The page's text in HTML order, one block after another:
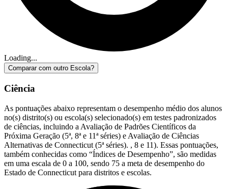
Loading...
Comparar com outro Escola?
Ciência
As pontuações abaixo representam o desempenho médio dos alunos
no(s) distrito(s) ou escola(s) selecionado(s) em testes padronizados
de ciências, incluindo a Avaliação de Padrões Científicos da
Próxima Geração (5ª, 8ª e 11ª séries) e Avaliação de Ciências
Alternativas de Connecticut (5ª séries). , 8 e 11). Essas pontuações,
também conhecidas como “Índices de Desempenho”, são medidas
em uma escala de 0 a 100, sendo 75 a meta de desempenho do
Estado de Connecticut para distritos e escolas.